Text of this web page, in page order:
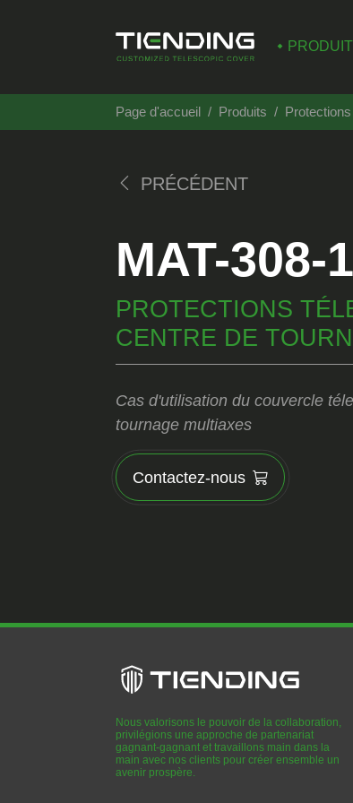
Page d'accueil Produits
PRÉCÉDENT
MAT-308-1
PROTECTIONS
CENTRE DE
Cas d'utilisation du couvercle
tournage multiaxes
Contactez-nous
Nous valorisons le pouvoir de la collaboration,
privilégions une approche de partenariat
gagnant-gagnant et travaillons main dans la
main avec nos clients pour créer ensemble un
avenir prospère.